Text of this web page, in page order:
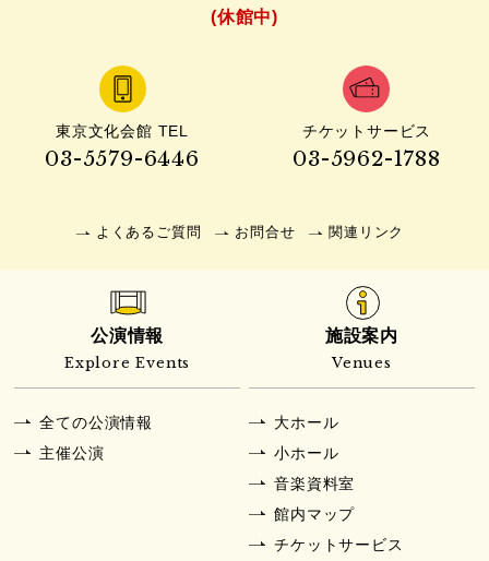
(休館中)
東京文化会館 TEL
03-5579-6446
チケットサービス
03-5962-1788
よくあるご質問 お問合せ 関連リンク
公演情報
Explore Events
全ての公演情報
主催公演
施設案内
Venues
大ホール
小ホール
音楽資料室
館内マップ
チケットサービス